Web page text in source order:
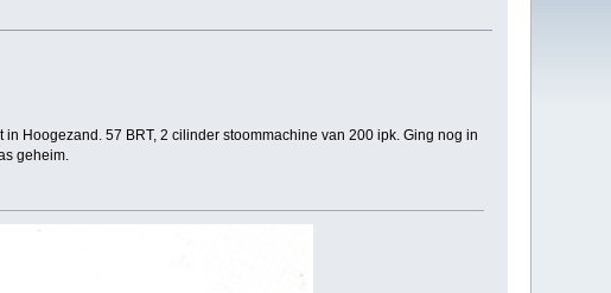
Hoogezand. 57 BRT, 2 cilinder stoommachine van 200 ipk. Ging nog in
geheim.